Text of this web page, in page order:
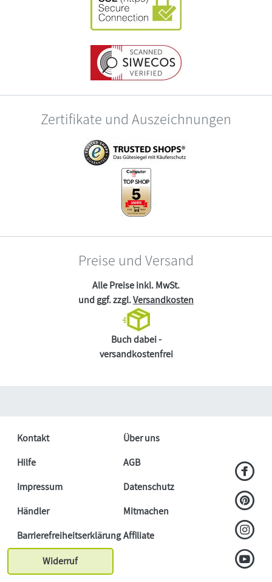
Zertifikate und Auszeichnungen
Preise und Versand
Alle Preise inkl. MwSt.
und ggf. zzgl.Versandkosten
Buch dabei -
versandkostenfrei
Kontakt
Über uns
Hilfe
AGB
Impressum
Datenschutz
Händler
Mitmachen
BarrierefreiheitserklärungAffiliate
Widerruf